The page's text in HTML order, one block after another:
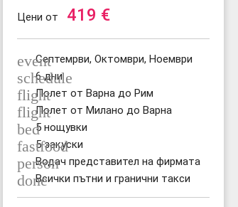
Цени от 419 €
event
Септемрви, Октомври, Ноември
schedule
6 дни
flightПолет от Варна до Рим
flightПолет от Милано до Варна
bed5 нощувки
fastfood
5 закуски
person
Водач представител на фирмата
doneВсички пътни и гранични такси